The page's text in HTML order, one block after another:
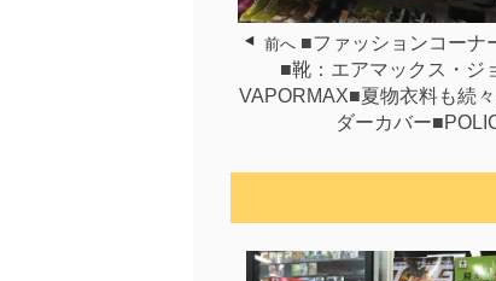
前へ ■ファッションコーナ
■靴：エアマックス・ジ
VAPORMAX■夏物衣料も続
ダーカバー